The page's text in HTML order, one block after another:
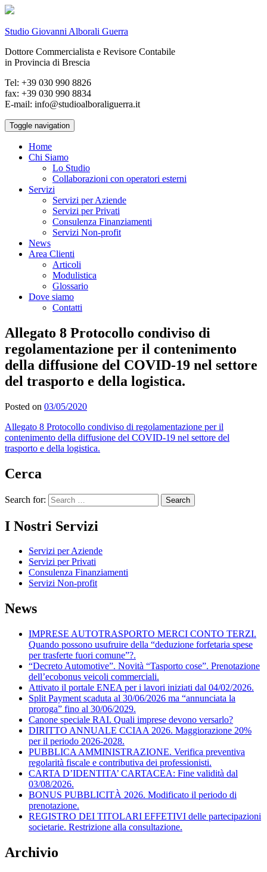
Studio Giovanni Alborali Guerra
Dottore Commercialista e Revisore Contabile
in Provincia di Brescia
Tel: +39 030 990 8826
fax: +39 030 990 8834
E-mail: info@studioalboraliguerra.it
Toggle navigation
Home
Chi Siamo
Lo Studio
Collaborazioni con operatori esterni
Servizi
Servizi per Aziende
Servizi per Privati
Consulenza Finanziamenti
Servizi Non-profit
News
Area Clienti
Articoli
Modulistica
Glossario
Dove siamo
Contatti
Allegato 8 Protocollo condiviso di
regolamentazione per il contenimento
della diffusione del COVID-19 nel settore
del trasporto e della logistica.
Posted on 03/05/2020
Allegato 8 Protocollo condiviso di regolamentazione per il
contenimento della diffusione del COVID-19 nel settore del
trasporto e della logistica.
Cerca
Search for:
I Nostri Servizi
Servizi per Aziende
Servizi per Privati
Consulenza Finanziamenti
Servizi Non-profit
News
IMPRESE AUTOTRASPORTO MERCI CONTO TERZI.
Quando possono usufruire della “deduzione forfetaria spese
per trasferte fuori comune”?.
“Decreto Automotive”. Novità “Tasporto cose”. Prenotazione
dell’ecobonus veicoli commerciali.
Attivato il portale ENEA per i lavori iniziati dal 04/02/2026.
Split Payment scaduta al 30/06/2026 ma “annunciata la
proroga” fino al 30/06/2029.
Canone speciale RAI. Quali imprese devono versarlo?
DIRITTO ANNUALE CCIAA 2026. Maggiorazione 20%
per il periodo 2026-2028.
PUBBLICA AMMINISTRAZIONE. Verifica preventiva
regolarità fiscale e contributiva dei professionisti.
CARTA D’IDENTITA’ CARTACEA: Fine validità dal
03/08/2026.
BONUS PUBBLICITÀ 2026. Modificato il periodo di
prenotazione.
REGISTRO DEI TITOLARI EFFETIVI delle partecipazioni
societarie. Restrizione alla consultazione.
Archivio